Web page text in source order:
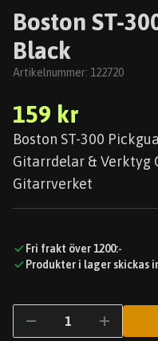
Boston ST-
Black
Artikelnummer: 122720
159 kr
Boston ST-300
Gitarrdelar & Verktyg
Gitarrverket
Fri frakt över 1200:-
Produkter i lager skickas